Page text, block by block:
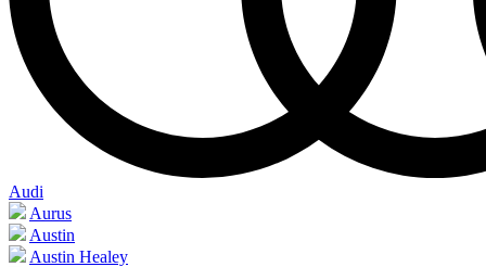
Audi
Aurus
Austin
Austin Healey